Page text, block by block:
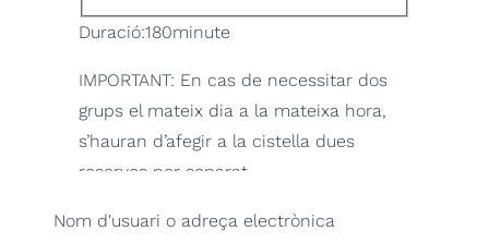
Duració:180minute
IMPORTANT: En cas de necessitar dos
grups el mateix dia a la mateixa hora,
s’hauran d’afegir a la cistella dues
reserves per separat.
Si el dia que ens voleu visitar no està
Nom d'usuari o adreça electrònica